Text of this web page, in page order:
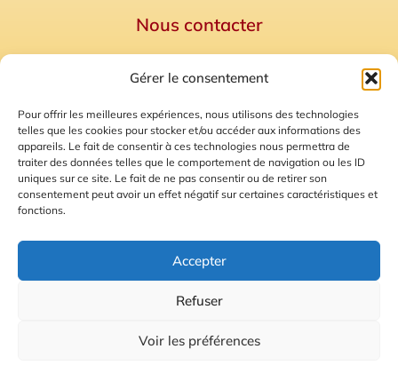
Gérer le consentement
Pour offrir les meilleures expériences, nous utilisons des technologies
telles que les cookies pour stocker et/ou accéder aux informations des
appareils. Le fait de consentir à ces technologies nous permettra de
traiter des données telles que le comportement de navigation ou les ID
uniques sur ce site. Le fait de ne pas consentir ou de retirer son
consentement peut avoir un effet négatif sur certaines caractéristiques et
fonctions.
Accepter
Refuser
Voir les préférences
Nous contacter
Mentions Légales
Plan du site
Gestion des Cookies
© 2026 Radio Calade